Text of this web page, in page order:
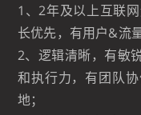
1、2年及以上互联
长优先，有用户&流
2、逻辑清晰，有敏
和执行力，有团队
地；